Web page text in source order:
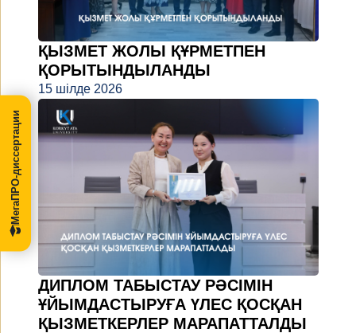
ҚЫЗМЕТ ЖОЛЫ ҚҰРМЕТПЕН
ҚОРЫТЫНДЫЛАНДЫ
15 шілде 2026
ДИПЛОМ ТАБЫСТАУ РӘСІМІН
ҰЙЫМДАСТЫРУҒА ҮЛЕС ҚОСҚАН
ҚЫЗМЕТКЕРЛЕР МАРАПАТТАЛДЫ
МегаПРО-диссертации